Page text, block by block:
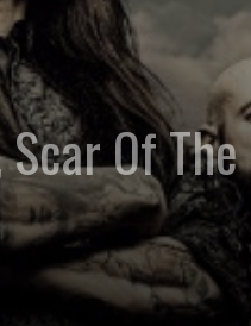
Scar Of